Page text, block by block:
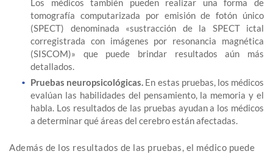
Los médicos también pueden realizar una forma de
tomografía computarizada por emisión de fotón único
(SPECT) denominada «sustracción de la SPECT ictal
corregistrada con imágenes por resonancia magnética
(SISCOM)» que puede brindar resultados aún más
detallados.
Pruebas neuropsicológicas. En estas pruebas, los médicos
evalúan las habilidades del pensamiento, la memoria y el
habla. Los resultados de las pruebas ayudan a los médicos
a determinar qué áreas del cerebro están afectadas.
Además de los resultados de las pruebas, el médico puede